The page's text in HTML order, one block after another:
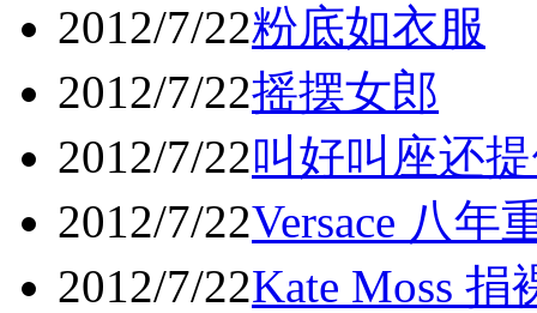
2012/7/22粉底如衣服
2012/7/22摇摆女郎
2012/7/22叫好叫座还
2012/7/22Versace 八年
2012/7/22Kate Moss 捐